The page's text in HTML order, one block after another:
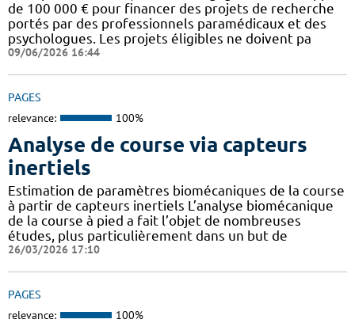
de 100 000 € pour financer des projets de recherche
portés par des professionnels paramédicaux et des
psychologues. Les projets éligibles ne doivent pa
09/06/2026 16:44
PAGES
relevance: 100%
Analyse de course via capteurs
inertiels
Estimation de paramètres biomécaniques de la course
à partir de capteurs inertiels L’analyse biomécanique
de la course à pied a fait l’objet de nombreuses
études, plus particulièrement dans un but de
26/03/2026 17:10
PAGES
relevance: 100%